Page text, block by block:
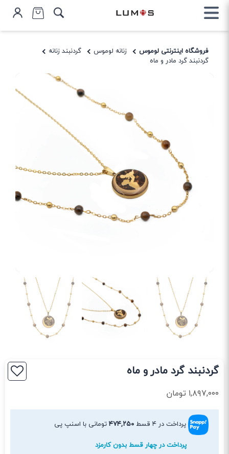
فروشگاه اینترنتی لوموس زنانه لوموس
گردنبند زنانه
گردنبند گرد مادر و ماه
گردنبند گرد مادر و ماه
۱,۸۹۷,۰۰۰ تومان
پرداخت در ۴ قسط ۴۷۴,۲۵۰تومانی با اسنپ پی
پرداخت در چهار قسط بدون کارمزد